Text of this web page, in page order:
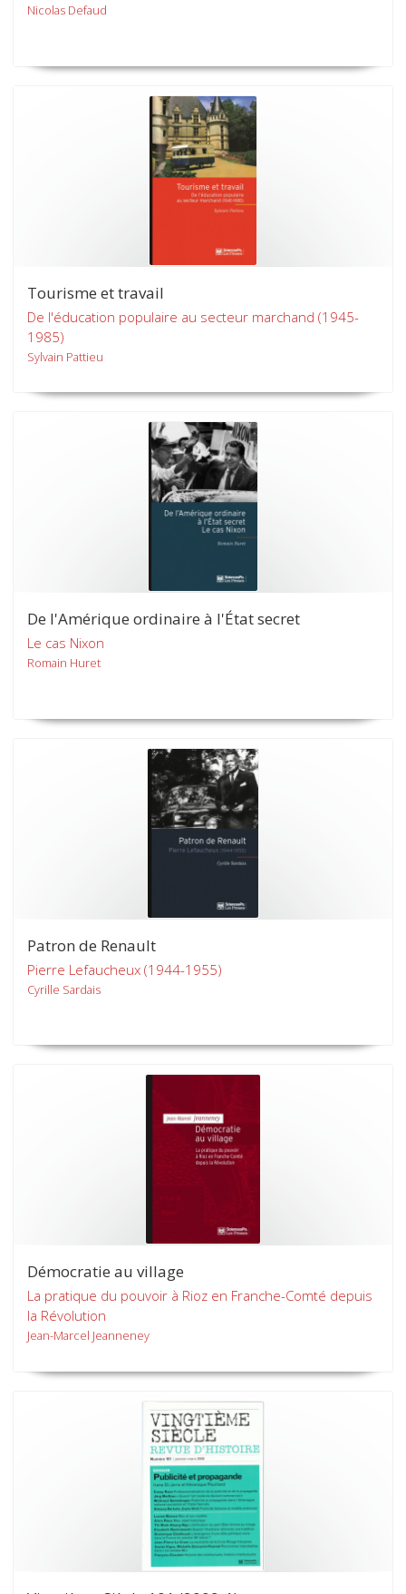
Nicolas Defaud
Tourisme et travail
De l'éducation populaire au secteur marchand (1945-
1985)
Sylvain Pattieu
De l'Amérique ordinaire à l'État secret
Le cas Nixon
Romain Huret
Patron de Renault
Pierre Lefaucheux (1944-1955)
Cyrille Sardais
Démocratie au village
La pratique du pouvoir à Rioz en Franche-Comté depuis
la Révolution
Jean-Marcel Jeanneney